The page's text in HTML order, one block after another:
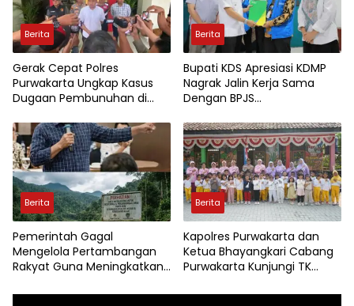
Berita
Gerak Cepat Polres
Purwakarta Ungkap Kasus
Dugaan Pembunuhan di
Diamankan Sesaat Setelah
Kejadian
Berita
Bupati KDS Apresiasi KDMP
Nagrak Jalin Kerja Sama
Dengan BPJS
Berita
Pemerintah Gagal
Mengelola Pertambangan
Rakyat Guna Meningkatkan
Berita
Kapolres Purwakarta dan
Ketua Bhayangkari Cabang
Purwakarta Kunjungi TK
Wujudkan Kepedulian